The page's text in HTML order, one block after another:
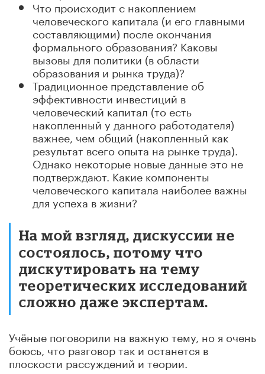
Что происходит с накоплением
человеческого капитала (и его главными
составляющими) после окончания
формального образования? Каковы
вызовы для политики (в области
образования и рынка труда)?
Традиционное представление об
эффективности инвестиций в
человеческий капитал (то есть
накопленный у данного работодателя)
важнее, чем общий (накопленный как
результат всего опыта на рынке труда).
Однако некоторые новые данные это не
подтверждают. Какие компоненты
человеческого капитала наиболее важны
для успеха в жизни?
На мой взгляд, дискуссии не
состоялось, потому что
дискутировать на тему
теоретических исследований
сложно даже экспертам.
Учёные поговорили на важную тему, но я очень
боюсь, что разговор так и останется в
плоскости рассуждений и теории.